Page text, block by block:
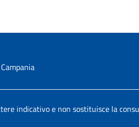
indicativo e non sostituisce la